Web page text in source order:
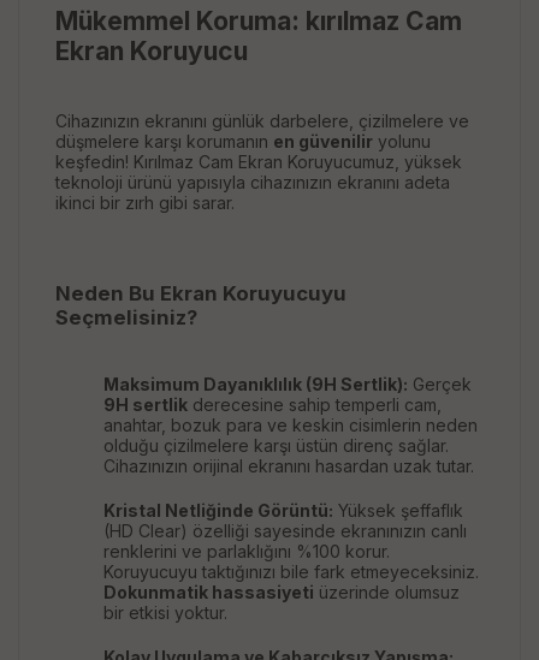
Mükemmel Koruma: kırılmaz Cam
Ekran Koruyucu
Cihazınızın ekranını günlük darbelere, çizilmelere ve
düşmelere karşı korumanın en güvenilir yolunu
keşfedin! Kırılmaz Cam Ekran Koruyucumuz, yüksek
teknoloji ürünü yapısıyla cihazınızın ekranını adeta
ikinci bir zırh gibi sarar.
Neden Bu Ekran Koruyucuyu
Seçmelisiniz?
Maksimum Dayanıklılık (9H Sertlik): Gerçek
9H sertlik derecesine sahip temperli cam,
anahtar, bozuk para ve keskin cisimlerin neden
olduğu çizilmelere karşı üstün direnç sağlar.
Cihazınızın orijinal ekranını hasardan uzak tutar.
Kristal Netliğinde Görüntü: Yüksek şeffaflık
(HD Clear) özelliği sayesinde ekranınızın canlı
renklerini ve parlaklığını %100 korur.
Koruyucuyu taktığınızı bile fark etmeyeceksiniz.
Dokunmatik hassasiyeti üzerinde olumsuz
bir etkisi yoktur.